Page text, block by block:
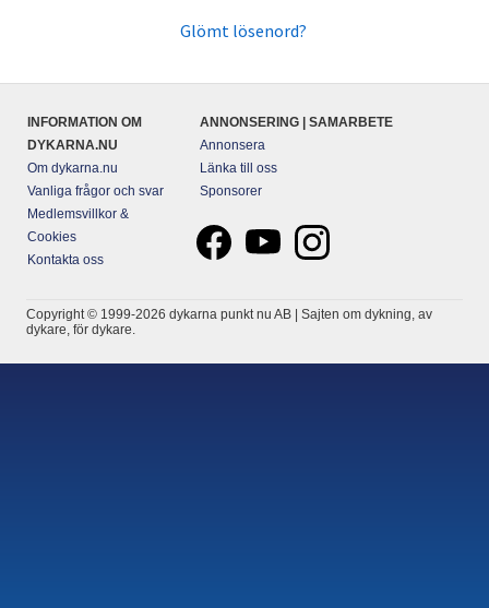
Glömt lösenord?
INFORMATION OM
DYKARNA.NU
Om dykarna.nu
Vanliga frågor och svar
Medlemsvillkor &
Cookies
Kontakta oss
ANNONSERING | SAMARBETE
Annonsera
Länka till oss
Sponsorer
Copyright © 1999-2026 dykarna punkt nu AB | Sajten om dykning, av
dykare, för dykare.